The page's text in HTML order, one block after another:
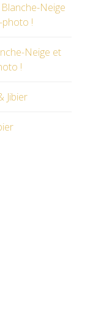
Neige
!
Neige et
!
Jibier